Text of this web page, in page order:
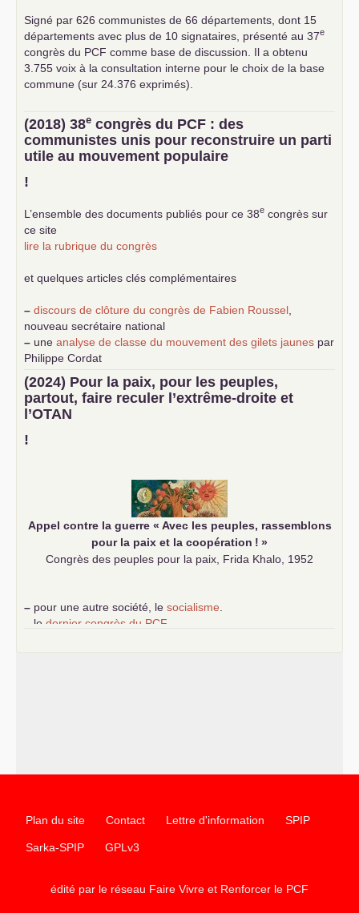
Signé par 626 communistes de 66 départements, dont 15
départements avec plus de 10 signataires, présenté au 37e
congrès du PCF comme base de discussion. Il a obtenu
3.755 voix à la consultation interne pour le choix de la base
commune (sur 24.376 exprimés).
(2018) 38e congrès du PCF : des
communistes unis pour reconstruire un parti
utile au mouvement populaire
!
L’ensemble des documents publiés pour ce 38e congrès sur
ce site
lire la rubrique du congrès
et quelques articles clés complémentaires
– discours de clôture du congrès de Fabien Roussel
nouveau secrétaire national
– une analyse de classe du mouvement des gilets jaunes par
Philippe Cordat
–
un texte de Jean-Claude Delaunay
le marxisme est la
science sociale de notre temps
–un appel proposé aux partis communistes et ouvrier
d’Europe
–
(2024) Pour la paix, pour les peuples,
partout, faire reculer l’extrême-droite et
l’OTAN
!
Appel contre la guerre « Avec les peuples, rassemblons
pour la paix et la coopération ! »
Congrès des peuples pour la paix, Frida Khalo, 1952
– pour une autre société, le socialisme
le dernier congrès du PCF
Plan du site Contact Lettre d'information SPIP
Sarka-SPIP GPLv3
édité par le réseau Faire Vivre et Renforcer le PCF